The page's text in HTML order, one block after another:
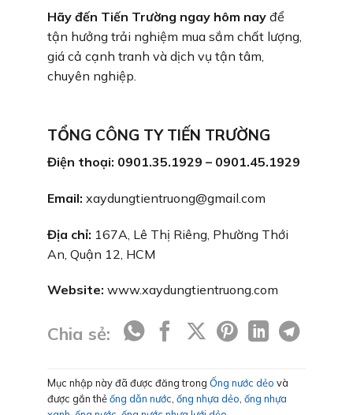
Hãy đến Tiến Trường ngay hôm nay để
tận hưởng trải nghiệm mua sắm chất lượng,
giá cả cạnh tranh và dịch vụ tận tâm,
chuyên nghiệp.
TỔNG CÔNG TY TIẾN TRƯỜNG
Điện thoại: 0901.35.1929 – 0901.45.1929
Email: xaydungtientruong@gmail.com
Địa chỉ: 167A, Lê Thị Riêng, Phường Thới
An, Quận 12, HCM
Website: www.xaydungtientruong.com
Chia sẻ:
Mục nhập này đã được đăng trong Ống nước dẻo và
được gắn thẻống dẫn nước ống nhựa dẻo ống nhựa